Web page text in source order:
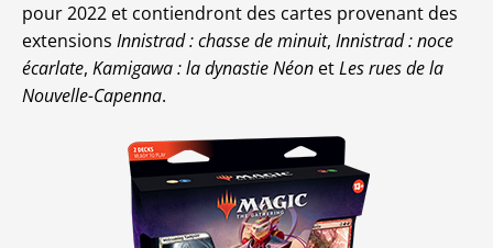
pour 2022 et contiendront des cartes provenant des
extensions Innistrad : chasse de minuit, Innistrad : noce
écarlate, Kamigawa : la dynastie Néon etLes rues de la
Nouvelle-Capenna.